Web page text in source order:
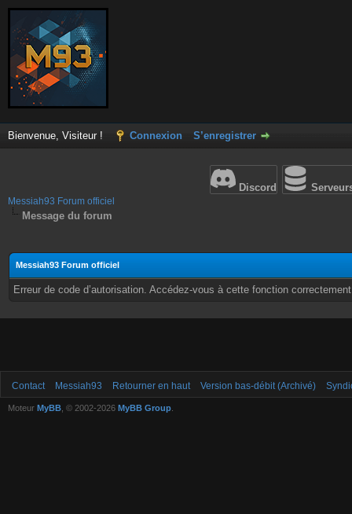
Bienvenue, Visiteur ! Connexion S’enregistrer
Discord
Messiah93 Forum officiel
Message du forum
Messiah93 Forum officiel
Erreur de code d’autorisation. Accédez-vous à cette fonction
Contact Messiah93 Retourner en haut Version bas-débit (Archivé)
Moteur MyBB , © 2002-2026 MyBB Group